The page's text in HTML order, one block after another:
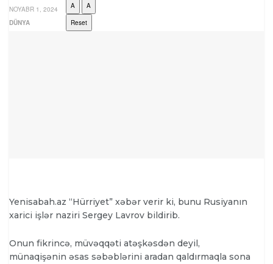
NOYABR 1, 2024
DÜNYA
A
A
Reset
Yenisabah.az “Hürriyet” xəbər verir ki, bunu Rusiyanın
xarici işlər naziri Sergey Lavrov bildirib.
Onun fikrincə, müvəqqəti atəşkəsdən deyil,
münaqişənin əsas səbəblərini aradan qaldırmaqla sona